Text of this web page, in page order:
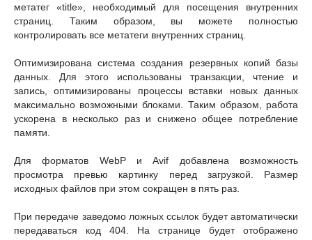
метатег «title», необходимый для посещения внутренних
страниц. Таким образом, вы можете полностью
контролировать все метатеги внутренних страниц.
Оптимизирована система создания резервных копий базы
данных. Для этого использованы транзакции, чтение и
запись, оптимизированы процессы вставки новых данных
максимально возможными блоками. Таким образом, работа
ускорена в несколько раз и снижено общее потребление
памяти.
Для форматов WebP и Avif добавлена возможность
просмотра превью картинку перед загрузкой. Размер
исходных файлов при этом сокращен в пять раз.
При передаче заведомо ложных ссылок будет автоматически
передаваться код 404. На странице будет отображено